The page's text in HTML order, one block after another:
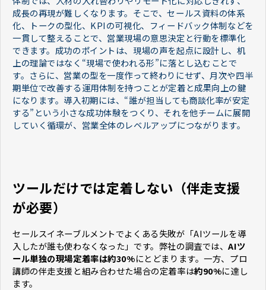
成長の再現が難しくなります。そこで、セールス資料の体系
化、トークの型化、KPIの可視化、フィードバック体制などを
一貫して整えることで、営業現場の意思決定と行動を標準化
できます。成功のポイントは、現場の声を起点に設計し、机
上の理論ではなく“現場で使われる形”に落とし込むことで
す。さらに、営業の型を一度作って終わりにせず、月次や四半
期単位で改善する運用体制を持つことが定着と成果向上の鍵
になります。導入初期には、“誰が担当しても商談化率が安定
する”という小さな成功体験をつくり、それを他チームに展開
していく循環が、営業全体のレベルアップにつながります。
ツールだけでは定着しない（伴走支援
が必要）
セールスイネーブルメントでよくある失敗が「AIツールを導
入したが誰も使わなくなった」です。弊社の調査では、AIツ
ール単独の現場定着率は約30%にとどまります。一方、プロ
講師の伴走支援と組み合わせた場合の定着率は約90%に達し
ます。